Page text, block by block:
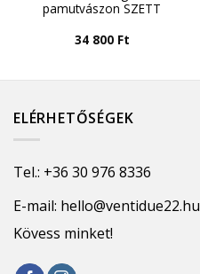
pamutvászon SZETT
34 800 Ft
ELÉRHETŐSÉGEK
Tel.: +36 30 976 8336
E-mail: hello@ventidue22.hu
Kövess minket!